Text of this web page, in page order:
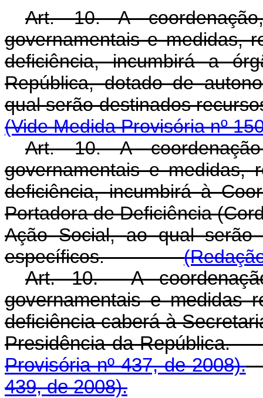
Art. 10. A
governamentais e medidas,
deficiência, incumbirá a
República, dotado de
qual serão destinados
(Vide Medida Provisória nº
Art. 10. A
governamentais e medidas,
deficiência, incumbirá à
Portadora de Deficiência
Ação Social, ao qual serão
específicos.
Art. 10. A
governamentais e medidas
deficiência caberá à
Presidência da
Provisória nº 437, de 2008).
439, de 2008).